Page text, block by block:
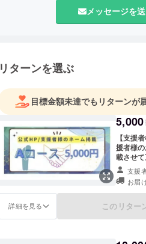
メッセージを
リターンを選ぶ
目標金額未達でもリターンが
5,000
【支援
援者様
載させ
可能で
を使用
て頂き
支援
お届
詳細を見る このリター